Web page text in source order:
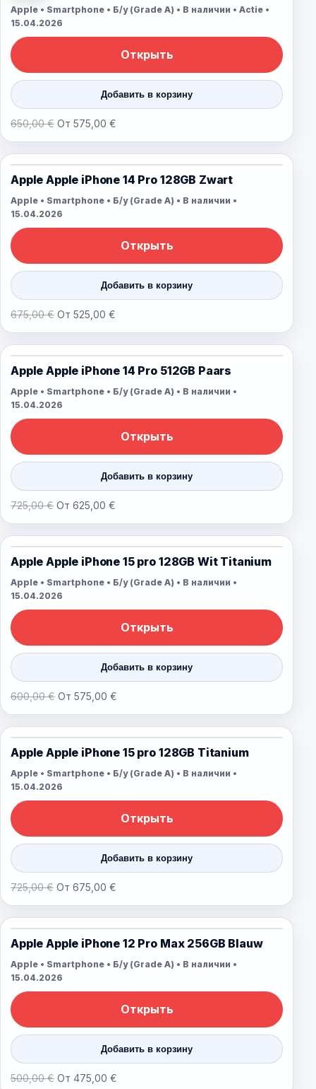
Apple • Smartphone • Б/у (Grade A) • В наличии • Actie •
15.04.2026
Открыть
Добавить в корзину
650,00 € От 575,00 €
Apple Apple iPhone 14 Pro 128GB Zwart
Apple • Smartphone • Б/у (Grade A) • В наличии •
15.04.2026
Открыть
Добавить в корзину
675,00 € От 525,00 €
Apple Apple iPhone 14 Pro 512GB Paars
Apple • Smartphone • Б/у (Grade A) • В наличии •
15.04.2026
Открыть
Добавить в корзину
725,00 € От 625,00 €
Apple Apple iPhone 15 pro 128GB Wit Titanium
Apple • Smartphone • Б/у (Grade A) • В наличии •
15.04.2026
Открыть
Добавить в корзину
600,00 € От 575,00 €
Apple Apple iPhone 15 pro 128GB Titanium
Apple • Smartphone • Б/у (Grade A) • В наличии •
15.04.2026
Открыть
Добавить в корзину
725,00 € От 675,00 €
Apple Apple iPhone 12 Pro Max 256GB Blauw
Apple • Smartphone • Б/у (Grade A) • В наличии •
15.04.2026
Открыть
Добавить в корзину
500,00 € От 475,00 €